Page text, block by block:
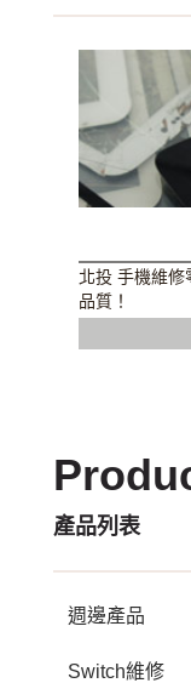
北投 手機維修
品質！
產品列表
週邊產品
Switch維修